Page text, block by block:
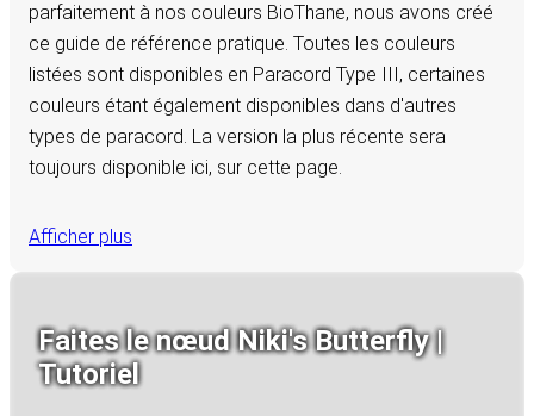
parfaitement à nos couleurs BioThane, nous avons créé
ce guide de référence pratique. Toutes les couleurs
listées sont disponibles en Paracord Type III, certaines
couleurs étant également disponibles dans d'autres
types de paracord. La version la plus récente sera
toujours disponible ici, sur cette page.
Afficher plus
Faites le nœud Niki's Butterfly |
Tutoriel